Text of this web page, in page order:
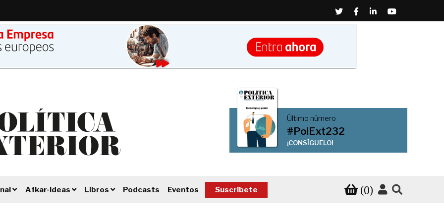
TwitterFacebook
LinkedinYoutube
Último número
#PolExt232
¡CONSÍGUELO!
Afkar-Ideas Libros Podcasts Eventos Suscríbete (0)